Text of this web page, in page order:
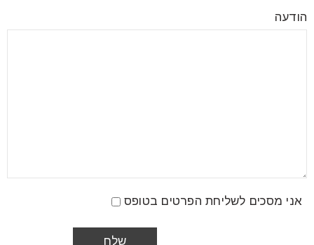
הודעה
אני מסכים לשליחת הפרטים בטופס